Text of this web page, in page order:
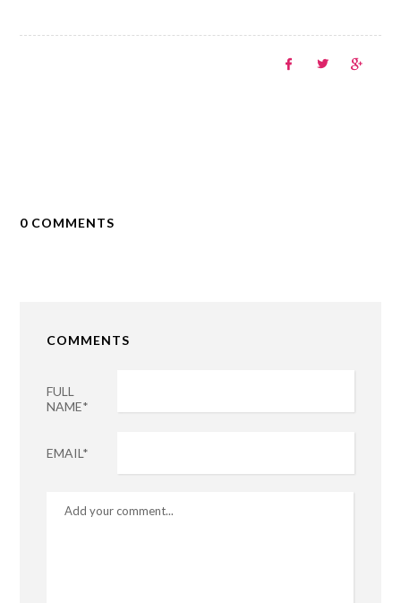
0 COMMENTS
COMMENTS
FULL
NAME*
EMAIL*